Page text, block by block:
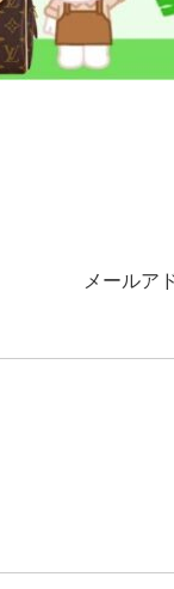
メールア